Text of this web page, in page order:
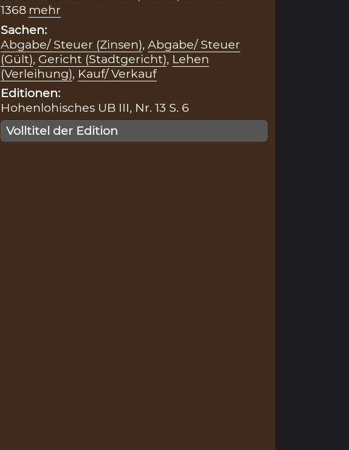
1368 mehr
Sachen:
Abgabe/ Steuer (Zinsen), Abgabe/ Steuer
(Gült), Gericht (Stadtgericht), Lehen
(Verleihung), Kauf/ Verkauf
Editionen:
Hohenlohisches UB III, Nr. 13 S. 6
Volltitel der Edition